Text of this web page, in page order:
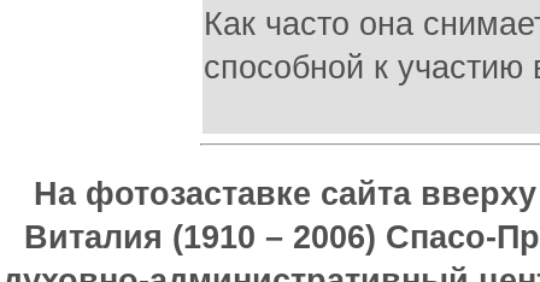
Как часто она
способной к участию
На фотозаставке сайта
Виталия (1910 – 2006) Спасо-